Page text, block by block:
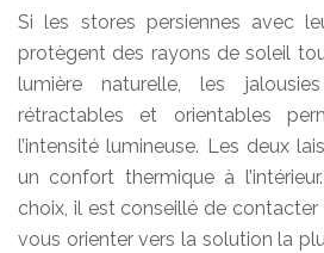
Si les stores persiennes avec
protègent des rayons de soleil
lumière naturelle, les
rétractables et orientables
l’intensité lumineuse. Les deux
un confort thermique à
choix, il est conseillé de
vous orienter vers la solution la